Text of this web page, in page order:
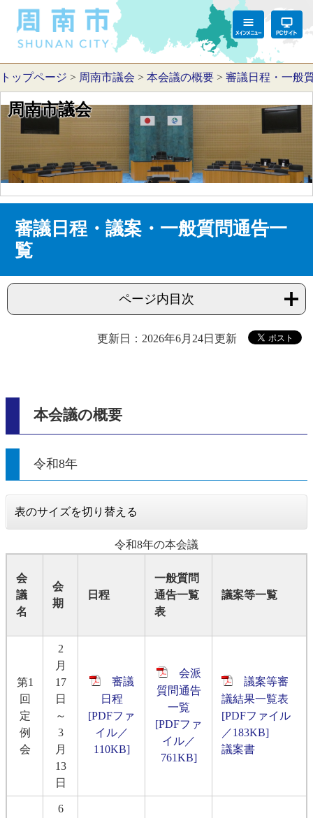
トップページ > 周南市議会 > 本会議の概要 > 審議日程・一般
周南市議会
審議日程・議案・一般質問通告一
覧
ページ内目次
更新日：2026年6月24日更新
本会議の概要
令和8年
表のサイズを切り替える
令和8年の本会議
会
議
名
会
期
日程
一般質問
通告一覧
表
議案等一覧
第1
回
定
例
会
2
月
17
日
～
3
月
13
日
審議
日程
[PDFファ
イル／
110KB]
会派
質問通告
一覧
[PDFファ
イル／
761KB]
議案等審
議結果一覧表
[PDFファイル
／183KB]
​議案書
6